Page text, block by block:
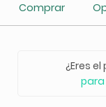
Comprar
¿Eres